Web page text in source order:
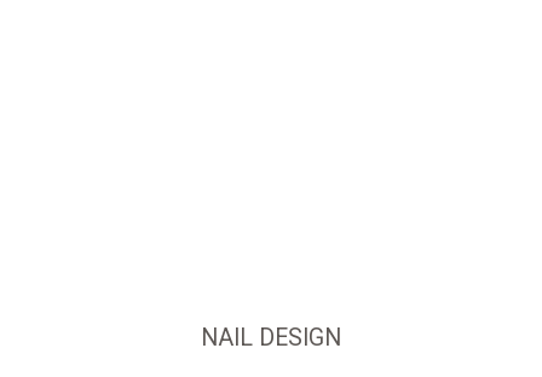
NAIL DESIGN